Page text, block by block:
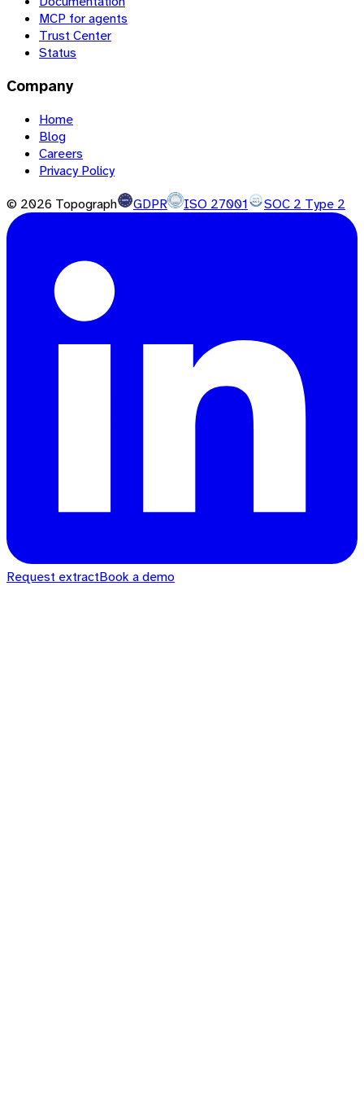
MCP for agents
Trust Center
Status
Company
Home
Blog
Careers
Privacy Policy
© 2026 Topograph GDPR ISO 27001 SOC 2 Type 2
Request extractBook a demo